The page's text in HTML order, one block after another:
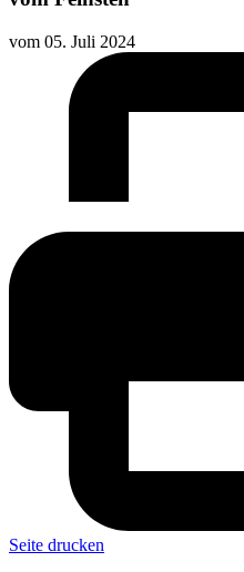
vom 05. Juli 2024
Seite drucken